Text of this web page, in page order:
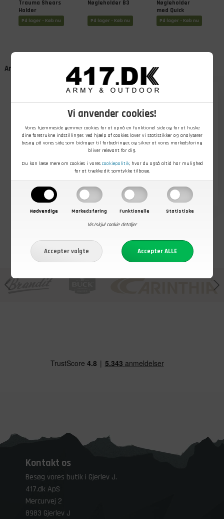
Vi anvender cookies!
Vores hjemmeside gemmer cookies for at opnå en funktionel side og for at huske
dine foretrukne indstillinger. Ved hjælp af cookies laver vi statistikker og analyserer
besøg på vores side, som bidrager til forbedringer, og sikrer at vores markedsføring
bliver relevant for dig.
Du kan læse mere om cookies i vores cookiepolitik, hvor du også altid har mulighed
for at trække dit samtykke tilbage.
Nødvendige Markedsføring Funktionelle
Statistiske
Vis/skjul cookie detaljer
Trauma Shears
Holder
På lager - Køb nu
Nøgleholder B3
På lager - Køb nu
Nøgleholder
med Quick
Release
På lager - Køb nu
Andre kunder købte også
101 INC Latex
pouch small,
DP223
På lager - Køb nu
Før 2.399,00DKK
Carinthia
Survival
regnjakke,
OlivenPå lager - Køb nu
Før1.999,00DKK
Carinthia
regnbukser,
Oliven
På lager - Køb nu
Kontakt os
Besøg vores butik i Gjerlev J.
417.dk ApS
Mercurvej 2
8983 Gjerlev J